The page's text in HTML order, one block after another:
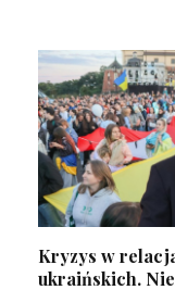
Kryzys w
ukraińskich.